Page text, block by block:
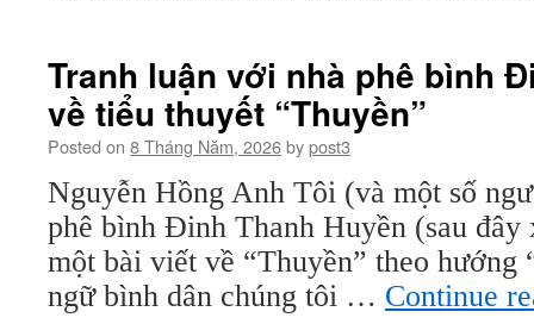
Tranh luận với nhà phê bình
về tiểu thuyết “Thuyền”
Posted on 8 Tháng Năm, 2026bypost3
Nguyễn Hồng Anh Tôi (và một số
phê bình Đinh Thanh Huyền (sau
một bài viết về “Thuyền” theo hướng
ngữ bình dân chúng tôi … Continue